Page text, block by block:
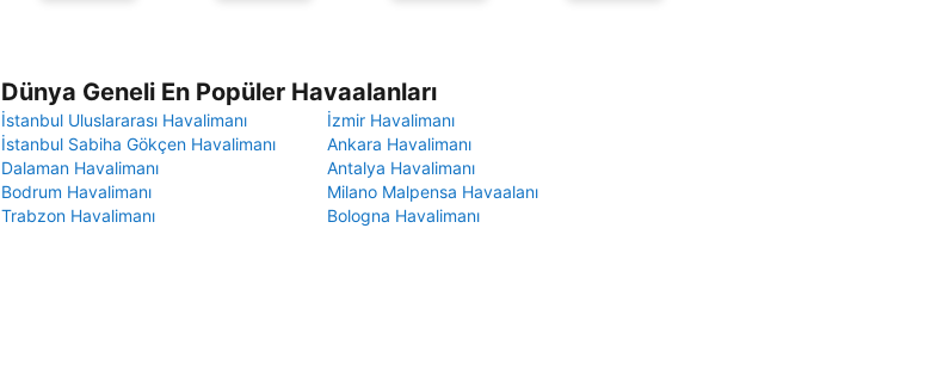
Dünya Geneli En Popüler Havaalanları
İstanbul Uluslararası Havalimanı
İzmir Havalimanı
İstanbul Sabiha Gökçen Havalimanı
Ankara Havalimanı
Dalaman Havalimanı
Antalya Havalimanı
Bodrum Havalimanı
Milano Malpensa Havaalanı
Trabzon Havalimanı
Bologna Havalimanı